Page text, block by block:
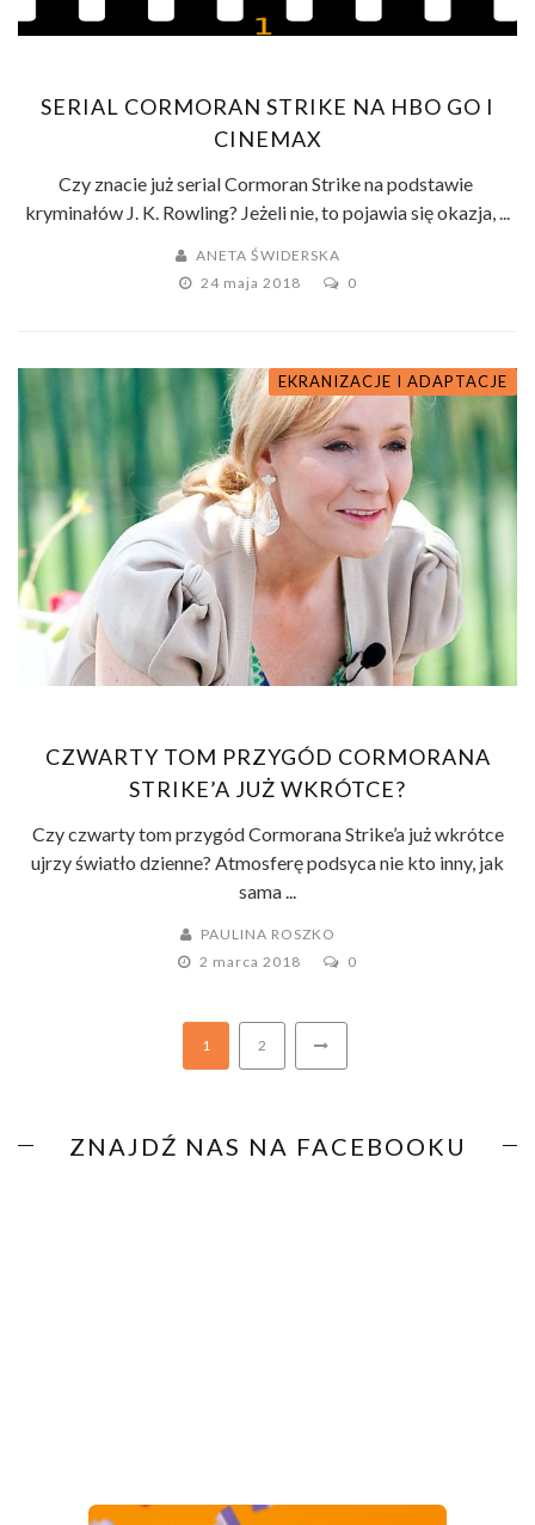
SERIAL CORMORAN STRIKE NA HBO GO I
CINEMAX
Czy znacie już serial Cormoran Strike na podstawie
kryminałów J. K. Rowling? Jeżeli nie, to pojawia się okazja, ...
ANETA ŚWIDERSKA
24 maja 2018
0
EKRANIZACJE I ADAPTACJE
CZWARTY TOM PRZYGÓD CORMORANA
STRIKE’A JUŻ WKRÓTCE?
Czy czwarty tom przygód Cormorana Strike’a już wkrótce
ujrzy światło dzienne? Atmosferę podsyca nie kto inny, jak
sama ...
PAULINA ROSZKO
2 marca 2018
0
1 2
ZNAJDŹ NAS NA FACEBOOKU